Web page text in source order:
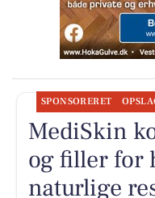
SPONSORERET
MediSkin
og filler for
naturlige